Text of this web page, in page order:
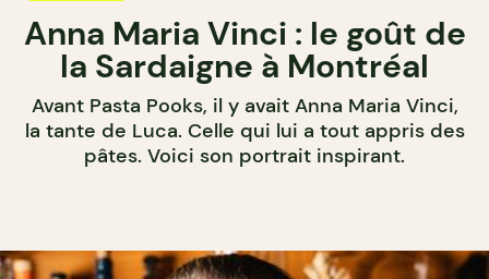
Anna Maria Vinci : le goût de
la Sardaigne à Montréal
Avant Pasta Pooks, il y avait Anna Maria Vinci,
la tante de Luca. Celle qui lui a tout appris des
pâtes. Voici son portrait inspirant.